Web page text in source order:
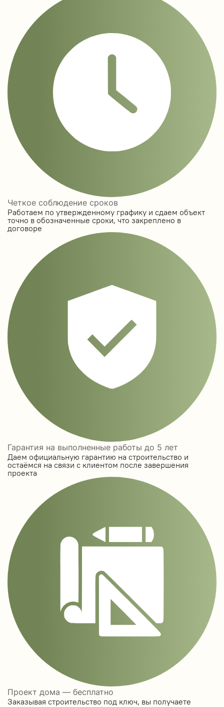
Четкое соблюдение сроков
Работаем по утвержденному графику и сдаем объект
точно в обозначенные сроки, что закреплено в
договоре
Гарантия на выполненные работы до 5 лет
Даем официальную гарантию на строительство и
остаёмся на связи с клиентом после завершения
проекта
Проект дома — бесплатно
Заказывая строительство под ключ, вы получаете